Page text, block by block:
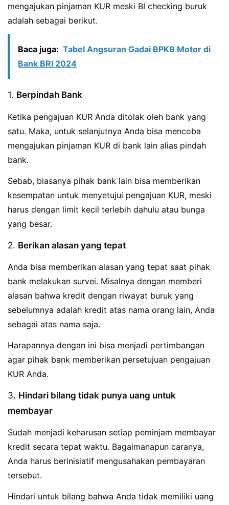
mengajukan pinjaman KUR meski BI checking buruk
adalah sebagai berikut.
Baca juga: Tabel Angsuran Gadai BPKB Motor di
Bank BRI 2024
1. Berpindah Bank
Ketika pengajuan KUR Anda ditolak oleh bank yang
satu. Maka, untuk selanjutnya Anda bisa mencoba
mengajukan pinjaman KUR di bank lain alias pindah
bank.
Sebab, biasanya pihak bank lain bisa memberikan
kesempatan untuk menyetujui pengajuan KUR, meski
harus dengan limit kecil terlebih dahulu atau bunga
yang besar.
2. Berikan alasan yang tepat
Anda bisa memberikan alasan yang tepat saat pihak
bank melakukan survei. Misalnya dengan memberi
alasan bahwa kredit dengan riwayat buruk yang
sebelumnya adalah kredit atas nama orang lain, Anda
sebagai atas nama saja.
Harapannya dengan ini bisa menjadi pertimbangan
agar pihak bank memberikan persetujuan pengajuan
KUR Anda.
3. Hindari bilang tidak punya uang untuk
membayar
Sudah menjadi keharusan setiap peminjam membayar
kredit secara tepat waktu. Bagaimanapun caranya,
Anda harus berinisiatif mengusahakan pembayaran
tersebut.
Hindari untuk bilang bahwa Anda tidak memiliki uang